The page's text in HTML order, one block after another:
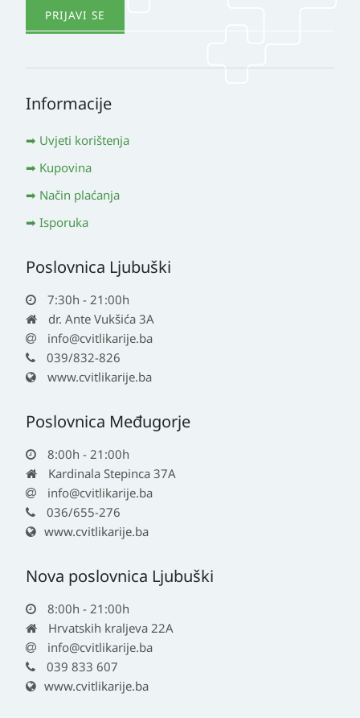
Informacije
Uvjeti korištenja
Kupovina
Način plaćanja
Isporuka
Poslovnica Ljubuški
7:30h - 21:00h
dr. Ante Vukšića 3A
info@cvitlikarije.ba
039/832-826
www.cvitlikarije.ba
Poslovnica Međugorje
8:00h - 21:00h
Kardinala Stepinca 37A
info@cvitlikarije.ba
036/655-276
www.cvitlikarije.ba
Nova poslovnica Ljubuški
8:00h - 21:00h
Hrvatskih kraljeva 22A
info@cvitlikarije.ba
039 833 607
www.cvitlikarije.ba